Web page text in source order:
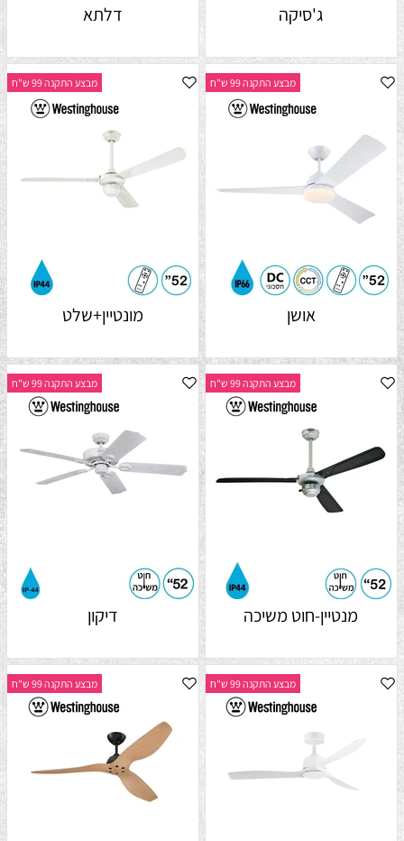
ג'סיקה דלתא
מבצע התקנה 99 ש"ח
אושן
מבצע התקנה 99 ש"ח
מונטיין+שלט
מבצע התקנה 99 ש"ח
מנטיין-חוט משיכה
מבצע התקנה 99 ש"ח
דיקון
מבצע התקנה 99 ש"ח מבצע התקנה 99 ש"ח